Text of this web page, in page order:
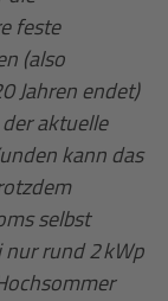
feste
(also
Jahren endet)
aktuelle
kann das
selbst
rund 2 kWp